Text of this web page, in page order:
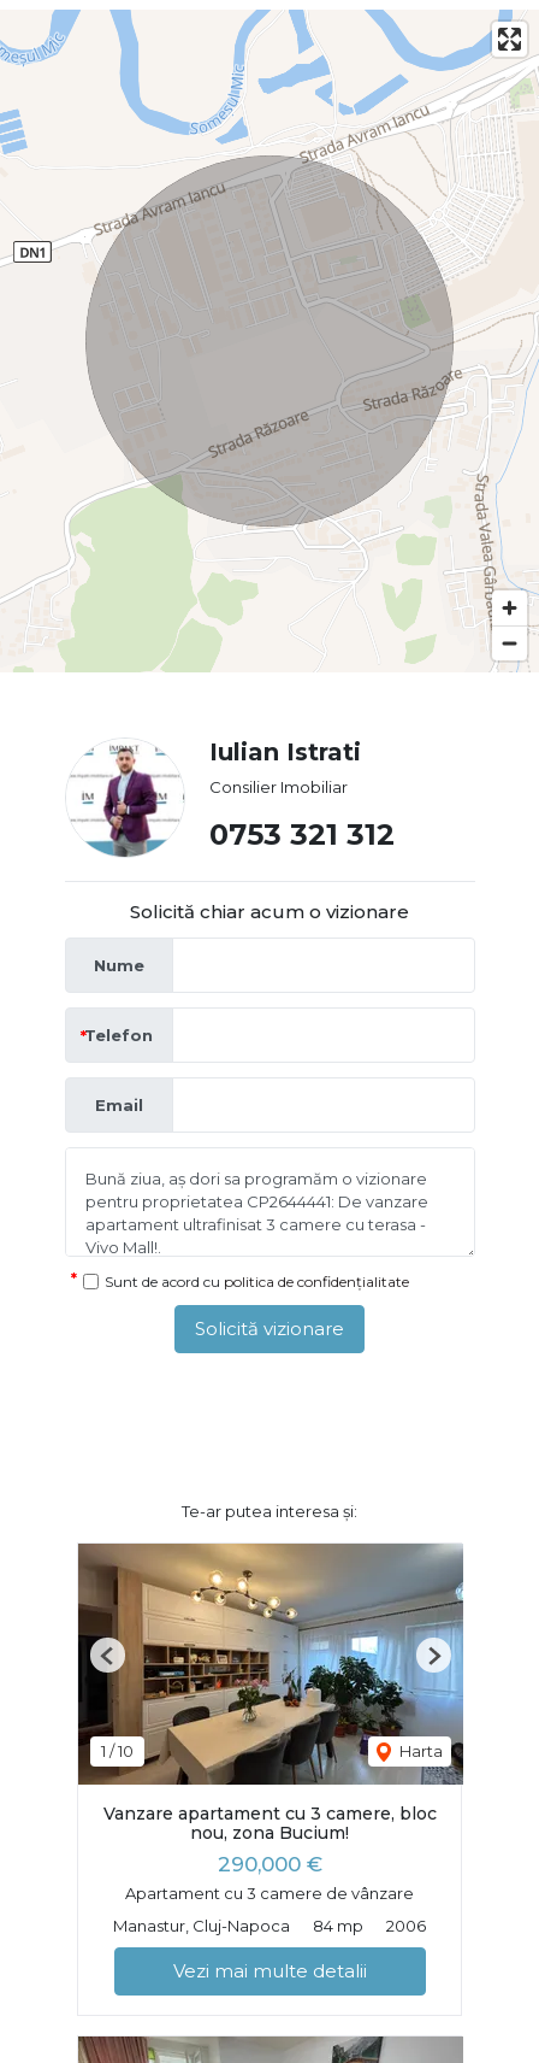
Iulian Istrati
Consilier Imobiliar
0753 321 312
Solicită chiar acum o vizionare
Nume
Telefon
Email
Sunt de acord cu politica de confidențialitate
Solicită vizionare
Te-ar putea interesa și:
1 /10 Harta
Previous Next
Vanzare apartament cu 3 camere, bloc
nou, zona Bucium!
290,000 €
Apartament cu 3 camere de vânzare
Manastur, Cluj-Napoca
84 mp 2006
Vezi mai multe detalii